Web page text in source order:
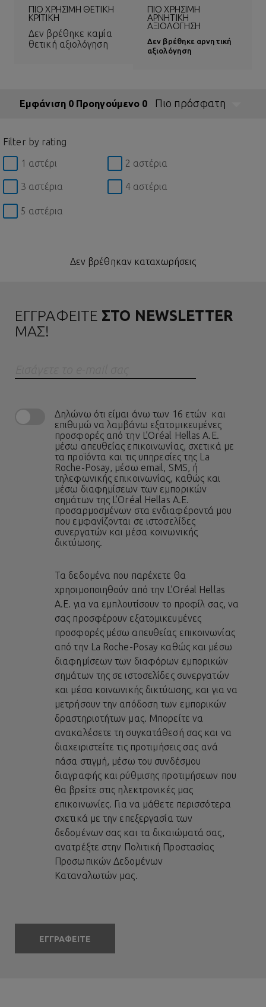
ΠΙΟ ΧΡΉΣΙΜΗ ΘΕΤΙΚΉ
ΚΡΙΤΙΚΉ
Δεν βρέθηκε καμία
θετική αξιολόγηση
ΠΙΟ ΧΡΉΣΙΜΗ
ΑΡΝΗΤΙΚΉ
ΑΞΙΟΛΌΓΗΣΗ
Δεν βρέθηκε αρνητική
αξιολόγηση
Εμφάνιση 0 Προηγούμενο 0 Πιο πρόσφατη
Filter by rating
1 αστέρι
2 αστέρια
3 αστέρια 4 αστέρια
5 αστέρια
Δεν βρέθηκαν καταχωρήσεις
ΕΓΓΡΑΦΕΙΤΕ ΣΤΟ NEWSLETTER
ΜΑΣ!
Δηλώνω ότι είμαι άνω των 16 ετών και
επιθυμώ να λαμβάνω εξατομικευμένες
προσφορές από την L’Oréal Hellas A.E.
μέσω απευθείας επικοινωνίας, σχετικά με
τα προϊόντα και τις υπηρεσίες της La
Roche-Posay, μέσω email, SMS, ή
τηλεφωνικής επικοινωνίας, καθώς και
μέσω διαφημίσεων των εμπορικών
σημάτων της L’Oréal Hellas A.E.
προσαρμοσμένων στα ενδιαφέροντά μου
που εμφανίζονται σε ιστοσελίδες
συνεργατών και μέσα κοινωνικής
δικτύωσης.
Τα δεδομένα που παρέχετε θα
χρησιμοποιηθούν από την L’Oréal Hellas
A.E. για να εμπλουτίσουν το προφίλ σας, να
σας προσφέρουν εξατομικευμένες
προσφορές μέσω απευθείας επικοινωνίας
από την La Roche-Posay καθώς και μέσω
διαφημίσεων των διαφόρων εμπορικών
σημάτων της σε ιστοσελίδες συνεργατών
και μέσα κοινωνικής δικτύωσης, και για να
μετρήσουν την απόδοση των εμπορικών
δραστηριοτήτων μας. Μπορείτε να
ανακαλέσετε τη συγκατάθεσή σας και να
διαχειριστείτε τις προτιμήσεις σας ανά
πάσα στιγμή, μέσω του συνδέσμου
διαγραφής και ρύθμισης προτιμήσεων που
θα βρείτε στις ηλεκτρονικές μας
επικοινωνίες. Για να μάθετε περισσότερα
σχετικά με την επεξεργασία των
δεδομένων σας και τα δικαιώματά σας,
ανατρέξτε στην Πολιτική Προστασίας
Προσωπικών Δεδομένων
Καταναλωτών μας.
ΕΓΓΡΑΦΕΙΤΕ